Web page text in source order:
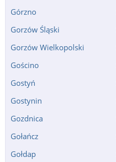
Górzno
Gorzów Śląski
Gorzów Wielkopolski
Gościno
Gostyń
Gostynin
Gozdnica
Gołańcz
Gołdap